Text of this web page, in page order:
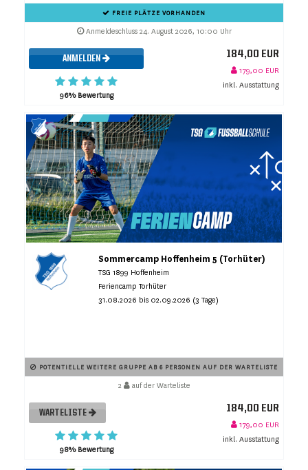
FREIE PLÄTZE VORHANDEN
Anmeldeschluss 24. August 2026, 10:00 Uhr
ANMELDEN
96% Bewertung
184,00 EUR
179,00 EUR
inkl. Ausstattung
Sommercamp Hoffenheim 5 (Torhüter)
TSG 1899 Hoffenheim
Feriencamp Torhüter
31.08.2026 bis 02.09.2026 (3 Tage)
POTENTIELLE WEITERE GRUPPE AB 6 PERSONEN AUF DER WARTELISTE
2 auf der Warteliste
WARTELISTE
98% Bewertung
184,00 EUR
179,00 EUR
inkl. Ausstattung